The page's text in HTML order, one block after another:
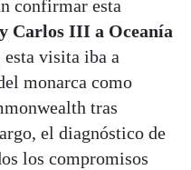
confirmar esta
Carlos III a Oceanía
visita iba a
monarca como
tras
el diagnóstico de
los compromisos